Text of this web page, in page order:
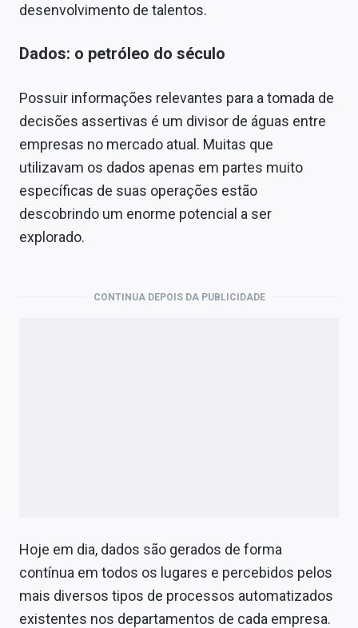
desenvolvimento de talentos.
Dados: o petróleo do século
Possuir informações relevantes para a tomada de
decisões assertivas é um divisor de águas entre
empresas no mercado atual. Muitas que
utilizavam os dados apenas em partes muito
específicas de suas operações estão
descobrindo um enorme potencial a ser
explorado.
CONTINUA DEPOIS DA PUBLICIDADE
Hoje em dia, dados são gerados de forma
contínua em todos os lugares e percebidos pelos
mais diversos tipos de processos automatizados
existentes nos departamentos de cada empresa.